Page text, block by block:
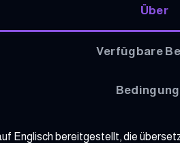
Über
Verfügbare
Englisch bereitgestellt, die